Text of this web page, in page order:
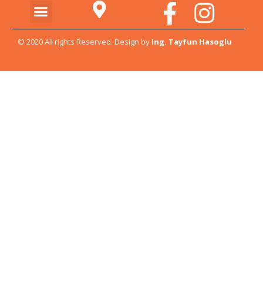
© 2020 All rights Reserved. Design by Ing. Tayfun Hasoglu